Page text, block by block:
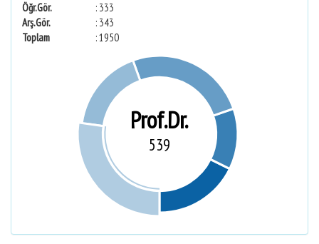
Öğr.Gör.
: 333
Arş.Gör.
: 343
Toplam
: 1950
Prof.Dr.
539